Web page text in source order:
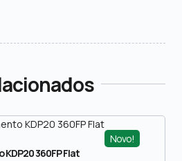
Novo!
360FP Flat